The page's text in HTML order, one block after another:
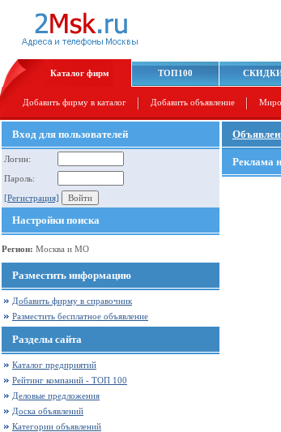
Каталог фирм ТОП100
Добавить фирму в каталог Добавить объявление
Вход для пользователей
Логин:
Пароль:
[Регистрация]
Настройки поиска
Регион: Москва и МО
Разместить информацию
Добавить фирму в справочник
Разместить бесплатное объявление
Разделы сайта
Каталог предприятий
Рейтинг компаний - ТОП 100
Деловые предложения
Доска объявлений
Категории объявлений
Реклама